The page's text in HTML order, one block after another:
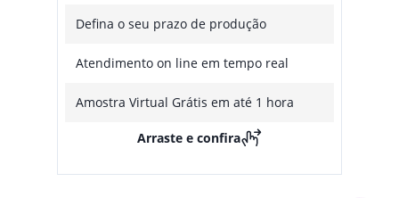
Defina o seu prazo de produção
Atendimento on line em tempo real
Amostra Virtual Grátis em até 1 hora
Arraste e confira